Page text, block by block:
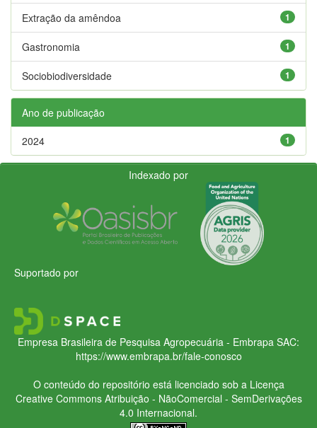
1
Extração da amêndoa
1
Gastronomia
1
Sociobiodiversidade
Ano de publicação
1
2024
Indexado por
Suportado por
Empresa Brasileira de Pesquisa Agropecuária - Embrapa SAC:
https://www.embrapa.br/fale-conosco
O conteúdo do repositório está licenciado sob a Licença
Creative CommonsAtribuição - NãoComercial - SemDerivações
4.0 Internacional.